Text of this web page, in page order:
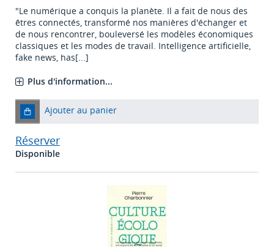
"Le numérique a conquis la planète. Il a fait de nous des
êtres connectés, transformé nos manières d'échanger et
de nous rencontrer, bouleversé les modèles économiques
classiques et les modes de travail. Intelligence artificielle,
fake news, has[...]
Plus d'information...
Ajouter au panier
Réserver
Disponible